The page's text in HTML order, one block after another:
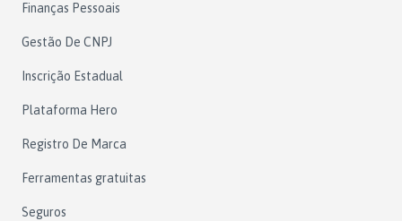
Finanças Pessoais
Gestão De CNPJ
Inscrição Estadual
Plataforma Hero
Registro De Marca
Ferramentas gratuitas
Seguros